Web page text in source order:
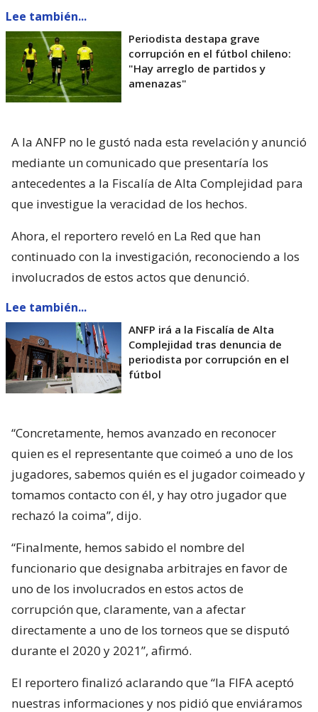
Lee también...
Periodista destapa grave
corrupción en el fútbol chileno:
"Hay arreglo de partidos y
amenazas"
A la ANFP no le gustó nada esta revelación y anunció
mediante un comunicado que presentaría los
antecedentes a la Fiscalía de Alta Complejidad para
que investigue la veracidad de los hechos.
Ahora, el reportero reveló en La Red que han
continuado con la investigación, reconociendo a los
involucrados de estos actos que denunció.
Lee también...
ANFP irá a la Fiscalía de Alta
Complejidad tras denuncia de
periodista por corrupción en el
fútbol
“Concretamente, hemos avanzado en reconocer
quien es el representante que coimeó a uno de los
jugadores, sabemos quién es el jugador coimeado y
tomamos contacto con él, y hay otro jugador que
rechazó la coima”, dijo.
“Finalmente, hemos sabido el nombre del
funcionario que designaba arbitrajes en favor de
uno de los involucrados en estos actos de
corrupción que, claramente, van a afectar
directamente a uno de los torneos que se disputó
durante el 2020 y 2021”, afirmó.
El reportero finalizó aclarando que “la FIFA aceptó
nuestras informaciones y nos pidió que enviáramos